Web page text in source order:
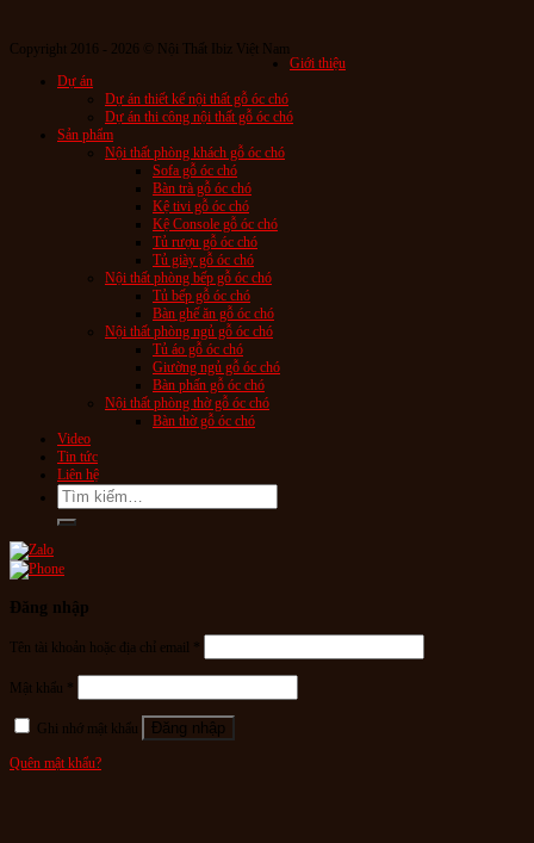
Copyright 2016 - 2026 © Nội Thất Ibiz Việt Nam
Giới thiệu
Dự án
Dự án thiết kế nội thất gỗ óc chó
Dự án thi công nội thất gỗ óc chó
Sản phẩm
Nội thất phòng khách gỗ óc chó
Sofa gỗ óc chó
Bàn trà gỗ óc chó
Kệ tivi gỗ óc chó
Kệ Console gỗ óc chó
Tủ rượu gỗ óc chó
Tủ giày gỗ óc chó
Nội thất phòng bếp gỗ óc chó
Tủ bếp gỗ óc chó
Bàn ghế ăn gỗ óc chó
Nội thất phòng ngủ gỗ óc chó
Tủ áo gỗ óc chó
Giường ngủ gỗ óc chó
Bàn phấn gỗ óc chó
Nội thất phòng thờ gỗ óc chó
Bàn thờ gỗ óc chó
Video
Tin tức
Liên hệ
Tìm
kiếm:
Đăng nhập
Tên tài khoản hoặc địa chỉ email *
Mật khẩu *
Ghi nhớ mật khẩu Đăng nhập
Quên mật khẩu?